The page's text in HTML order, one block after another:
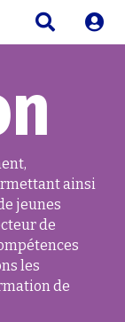
ainsi
jeunes
de
les
de